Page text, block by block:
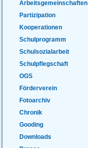
Arbeitsgemeinschaften
Partizipation
Kooperationen
Schulprogramm
Schulsozialarbeit
Schulpflegschaft
OGS
Förderverein
Fotoarchiv
Chronik
Gooding
Downloads